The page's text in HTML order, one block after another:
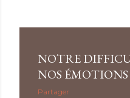
l
e
NOTRE
NOS ÉMOTIONS
Partager